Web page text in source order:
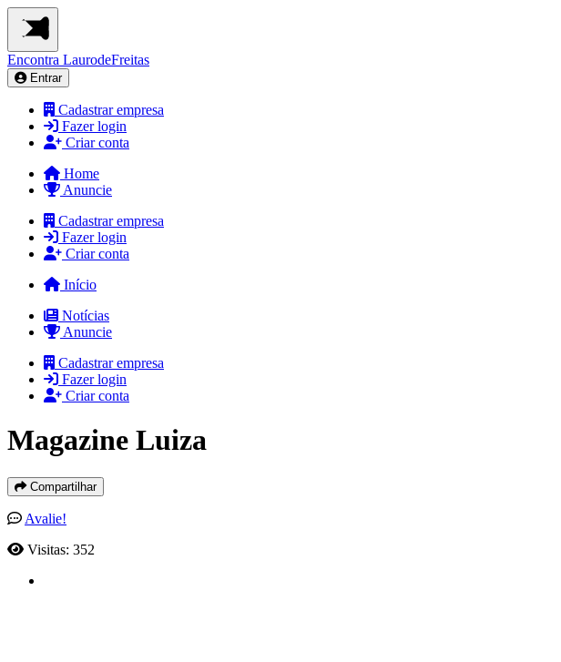
Encontra LaurodeFreitas
Entrar
Cadastrar empresa
Fazer login
Criar conta
Home
Anuncie
Cadastrar empresa
Fazer login
Criar conta
Início
Notícias
Anuncie
Cadastrar empresa
Fazer login
Criar conta
Magazine Luiza
Compartilhar
Avalie!
Visitas: 352